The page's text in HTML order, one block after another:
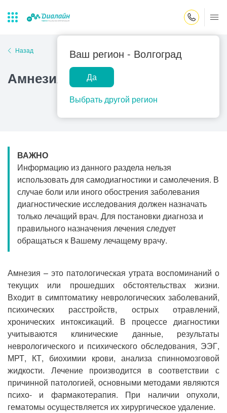
Ваш регион - Волгоград
Да
Выбрать другой регион
Лаборатории
Центр помощи
на дому
Закрыть поиск
Популярные запросы
Прием гинеколога
Прием гастроэнтеролога
Прием офтальмолога
Прием уролога
Прием хирурга
Прием кардиолога
Назад
Амнезия
ВАЖНО
Информацию из данного раздела нельзя
использовать для самодиагностики и самолечения. В
случае боли или иного обострения заболевания
диагностические исследования должен назначать
только лечащий врач. Для постановки диагноза и
правильного назначения лечения следует
обращаться к Вашему лечащему врачу.
Амнезия – это патологическая утрата воспоминаний о
текущих или прошедших обстоятельствах жизни.
Входит в симптоматику неврологических заболеваний,
психических расстройств, острых отравлений,
хронических интоксикаций. В процессе диагностики
учитываются клинические данные, результаты
неврологического и психического обследования, ЭЭГ,
МРТ, КТ, биохимии крови, анализа спинномозговой
жидкости. Лечение производится в соответствии с
причинной патологией, основными методами являются
психо- и фармакотерапия. При наличии опухоли,
гематомы осуществляется их хирургическое удаление.